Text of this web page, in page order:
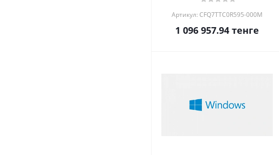
Артикул: CFQ7TTC0R595-000M
1 096 957.94 тенге